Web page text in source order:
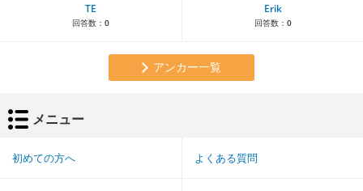
TE
回答数： 0
Erik
回答数： 0
アンカー一覧
メニュー
初めての方へ よくある質問